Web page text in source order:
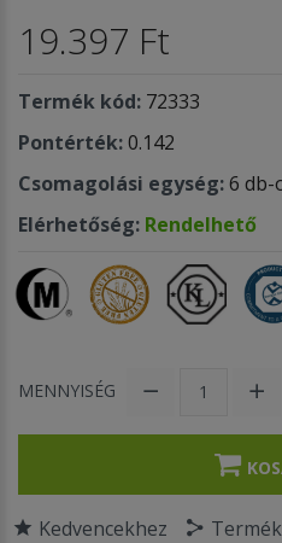
19.397 Ft
Termék kód: 72333
Pontérték:0.142
Csomagolási egység:6 db-
Elérhetőség: Rendelhető
MENNYISÉG
Kedvencekhez